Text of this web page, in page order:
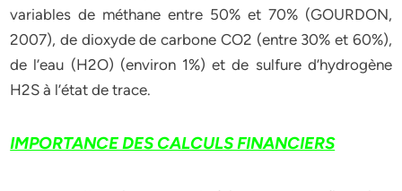
variables de méthane entre 50% et 70% (GOURDON,
2007), de dioxyde de carbone CO2 (entre 30% et 60%),
de l’eau (H2O) (environ 1%) et de sulfure d’hydrogène
H2S à l’état de trace.
IMPORTANCE DES CALCULS FINANCIERS